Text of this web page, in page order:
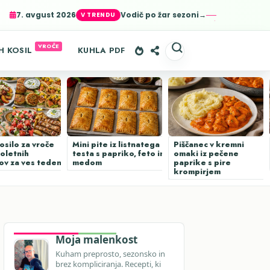
7. avgust 2026 Vodič po žar sezoni→
KOSIL KUHLA PDF
za vroče
za ves teden
Mini pite iz listnatega
testa s papriko, feto in
medom
Piščanec v kremni
omaki iz pečene
paprike s pire
krompirjem
Moja malenkost
Kuham preprosto, sezonsko in
brez kompliciranja. Recepti, ki
agent
usage
LEARN MORE GOT IT